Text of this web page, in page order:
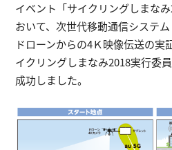
イベント「サイクリングしまな
おいて、次世代移動通信システ
ドローンからの4Ｋ映像伝送の実
イクリングしまなみ2018実行委
成功しました。